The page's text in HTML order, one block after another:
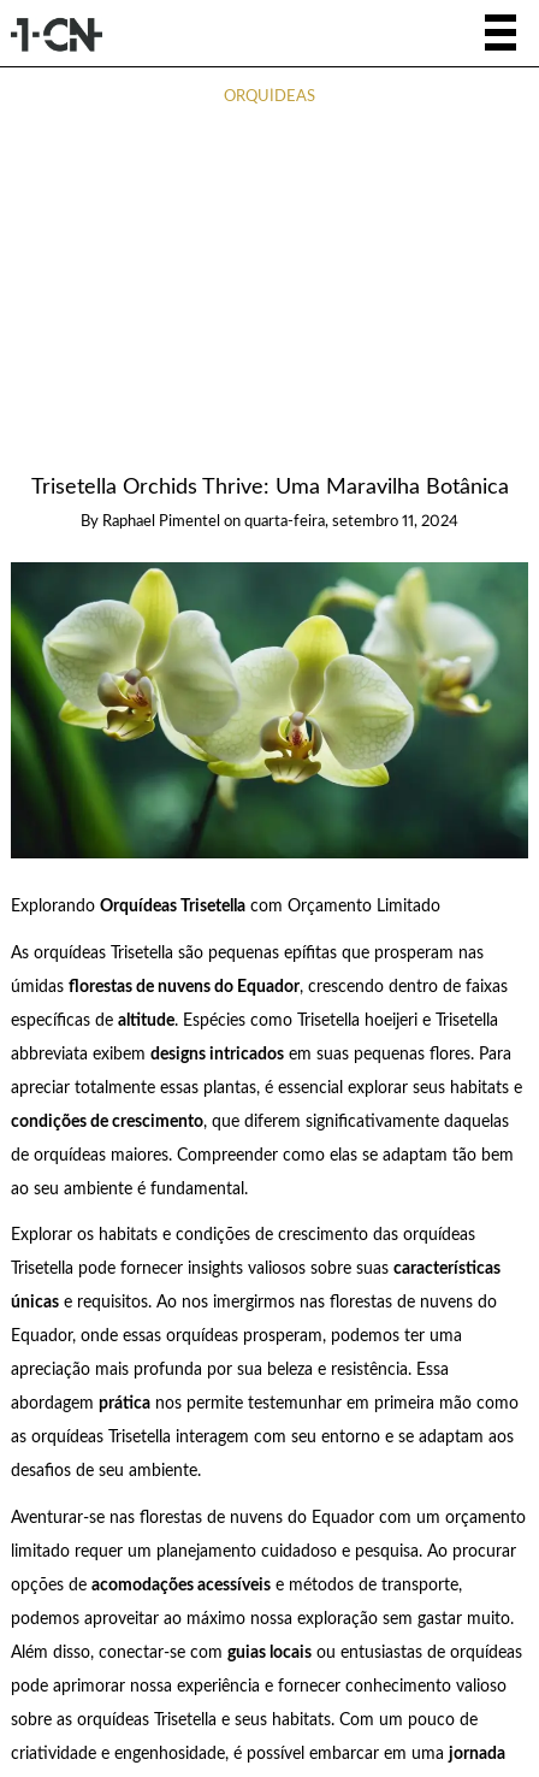
ORQUÍDEAS
Trisetella Orchids Thrive: Uma Maravilha Botânica
By Raphael Pimentel on quarta-feira, setembro 11, 2024
Explorando Orquídeas Trisetellacom Orçamento Limitado
As orquídeas Trisetella são pequenas epífitas que prosperam nas
úmidas florestas de nuvens do Equador, crescendo dentro de faixas
específicas de altitude. Espécies como Trisetella hoeijeri e Trisetella
abbreviata exibem designs intricadosem suas pequenas flores. Para
apreciar totalmente essas plantas, é essencial explorar seus habitats e
condições de crescimento, que diferem significativamente daquelas
de orquídeas maiores. Compreender como elas se adaptam tão bem
ao seu ambiente é fundamental.
Explorar os habitats e condições de crescimento das orquídeas
Trisetella pode fornecer insights valiosos sobre suas características
únicase requisitos. Ao nos imergirmos nas florestas de nuvens do
Equador, onde essas orquídeas prosperam, podemos ter uma
apreciação mais profunda por sua beleza e resistência. Essa
abordagem práticanos permite testemunhar em primeira mão como
as orquídeas Trisetella interagem com seu entorno e se adaptam aos
desafios de seu ambiente.
Aventurar-se nas florestas de nuvens do Equador com um orçamento
limitado requer um planejamento cuidadoso e pesquisa. Ao procurar
opções de acomodações acessíveise métodos de transporte,
podemos aproveitar ao máximo nossa exploração sem gastar muito.
Além disso, conectar-se com guias locaisou entusiastas de orquídeas
pode aprimorar nossa experiência e fornecer conhecimento valioso
sobre as orquídeas Trisetella e seus habitats. Com um pouco de
criatividade e engenhosidade, é possível embarcar em uma jornada